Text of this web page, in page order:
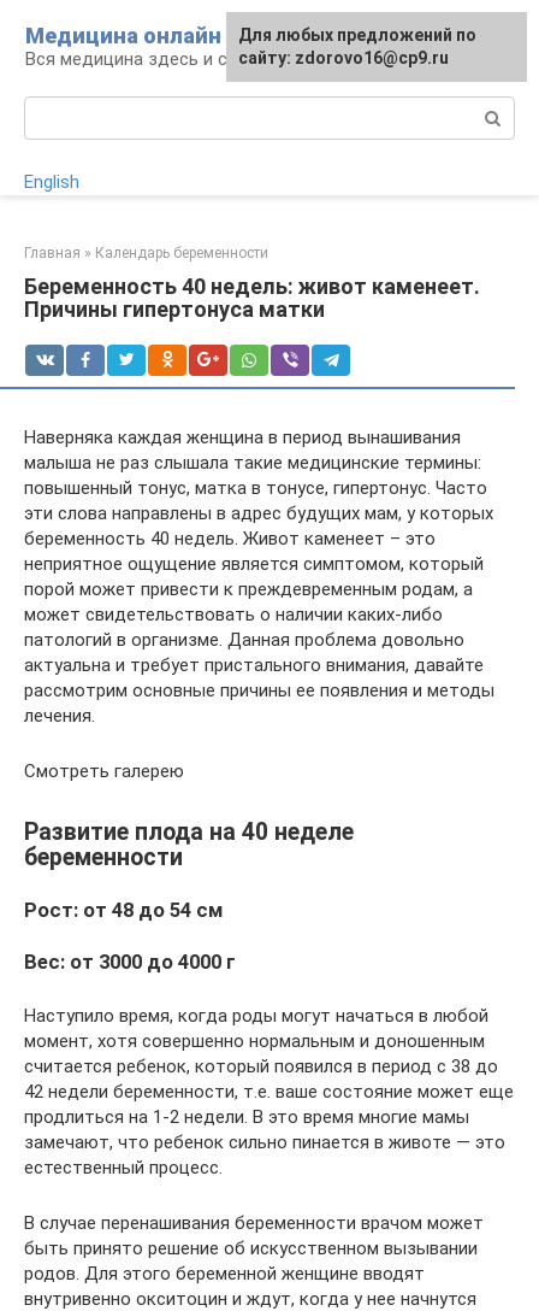
контенту
Медицина онлайн
Вся медицина здесь и сейчас
English
Главная » Календарь беременности
Беременность 40 недель: живот каменеет.
Причины гипертонуса матки
Наверняка каждая женщина в период вынашивания
малыша не раз слышала такие медицинские термины:
повышенный тонус, матка в тонусе, гипертонус. Часто
эти слова направлены в адрес будущих мам, у которых
беременность 40 недель. Живот каменеет – это
неприятное ощущение является симптомом, который
порой может привести к преждевременным родам, а
может свидетельствовать о наличии каких-либо
патологий в организме. Данная проблема довольно
актуальна и требует пристального внимания, давайте
рассмотрим основные причины ее появления и методы
лечения.
Смотреть галерею
Развитие плода на 40 неделе
беременности
Рост: от 48 до 54 см
Вес: от 3000 до 4000 г
Наступило время, когда роды могут начаться в любой
момент, хотя совершенно нормальным и доношенным
считается ребенок, который появился в период с 38 до
42 недели беременности, т.е. ваше состояние может еще
продлиться на 1-2 недели. В это время многие мамы
замечают, что ребенок сильно пинается в животе — это
естественный процесс.
В случае перенашивания беременности врачом может
быть принято решение об искусственном вызывании
родов. Для этого беременной женщине вводят
внутривенно окситоцин и ждут, когда у нее начнутся
Для любых предложений по
сайту: zdorovo16@cp9.ru